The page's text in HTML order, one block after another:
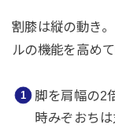
割膝は縦の動き
ルの機能を高めて
脚を肩幅の2
時みぞおち